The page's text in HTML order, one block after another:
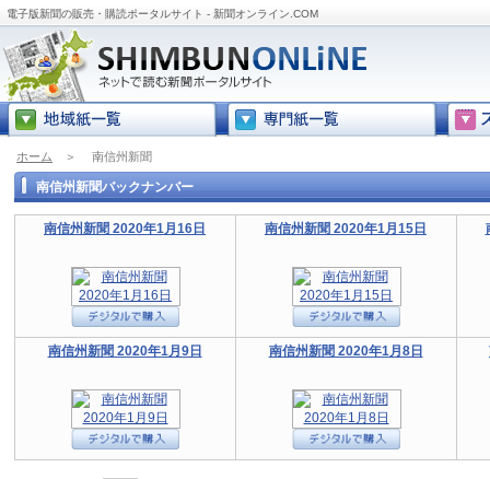
電子版新聞の販売・購読ポータルサイト - 新聞オンライン.COM
ホーム ＞ 南信州新聞
南信州新聞バックナンバー
南信州新聞 2020年1月16日 南信州新聞 2020年1月15日
南信州新聞 2020年1月9日 南信州新聞 2020年1月8日